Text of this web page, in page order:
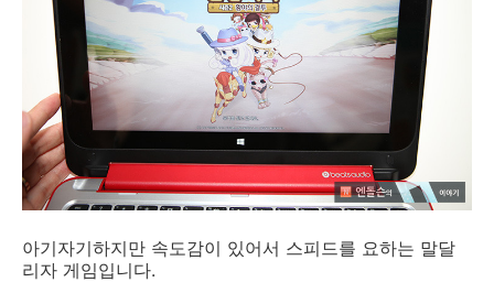
아기자기하지만 속도감이 있어서 스피드를 요하는 말달
리자 게임입니다.